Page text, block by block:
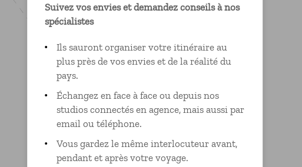
Suivez vos envies et demandez conseils à nos
spécialistes
Ils sauront organiser votre itinéraire au
plus près de vos envies et de la réalité du
pays.
Échangez en face à face ou depuis nos
studios connectés en agence, mais aussi par
email ou téléphone.
Vous gardez le même interlocuteur avant,
pendant et après votre voyage.